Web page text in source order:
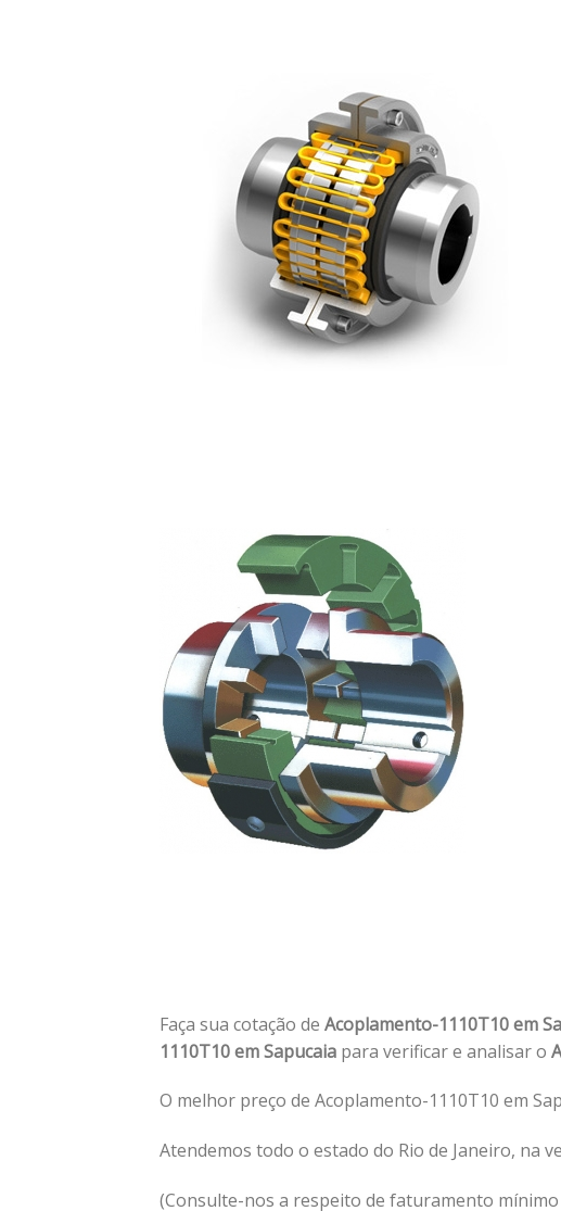
Faça sua cotação de Acoplamento-1110T10 em
1110T10 em Sapucaia para verificar e analisar o
O melhor preço de Acoplamento-1110T10 em
Atendemos todo o estado do Rio de Janeiro, na
(Consulte-nos a respeito de faturamento